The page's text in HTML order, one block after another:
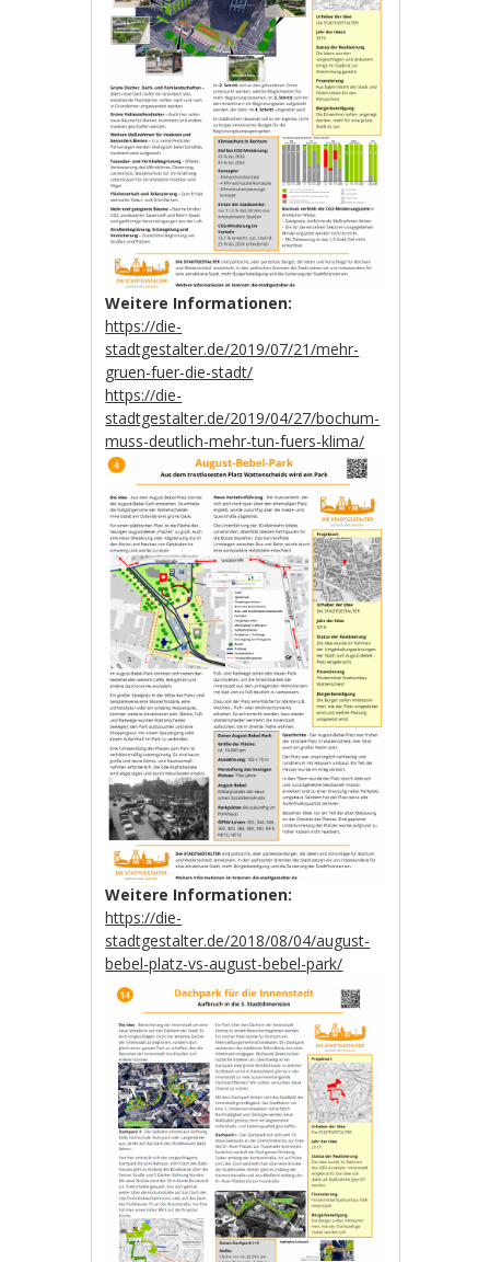
Weitere Informationen:
https://die-
stadtgestalter.de/2019/07/21/mehr-
gruen-fuer-die-stadt/
https://die-
stadtgestalter.de/2019/04/27/bochum-
muss-deutlich-mehr-tun-fuers-klima/
Weitere Informationen:
https://die-
stadtgestalter.de/2018/08/04/august-
bebel-platz-vs-august-bebel-park/